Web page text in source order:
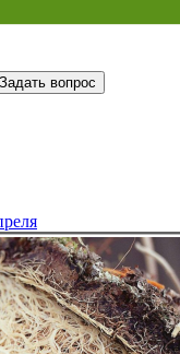
Задать вопрос